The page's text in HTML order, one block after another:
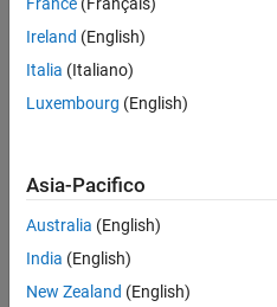
Ireland (English)
Italia (Italiano)
Luxembourg (English)
Asia-Pacifico
Australia (English)
India (English)
New Zealand (English)